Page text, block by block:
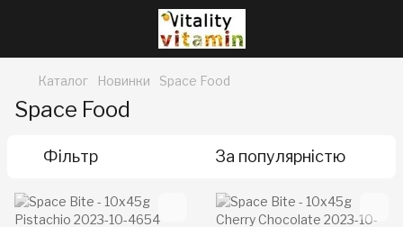
Каталог Новинки Space Food
Space Food
Фільтр За популярністю